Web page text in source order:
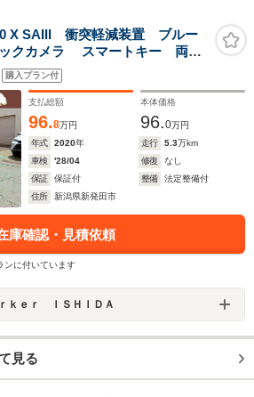
X SAIII 衝突軽減装置 ブルー
クカメラ スマートキー 両側
仕入
購入プラン付
支払総額
96.8万円
本体価格
96.0万円
年式
2020年 走行 5.3万km
車検
'28/04 修復
なし
保証
保証付 整備
法定整備付
住所
新潟県新発田市
庫確認・見積依頼
ンに付いています
ｋｅｒ ＩＳＨＩＤＡ
見る